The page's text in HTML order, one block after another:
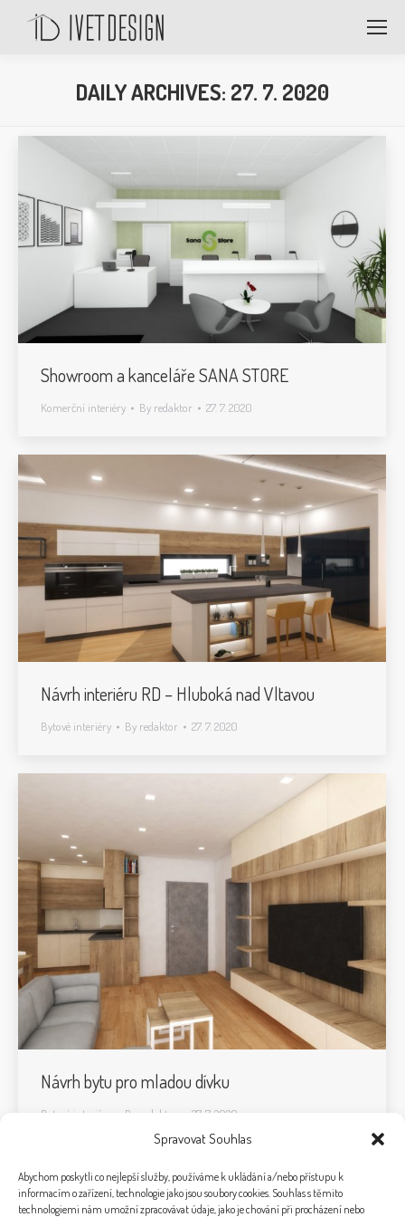
Spravovat Souhlas
Abychom poskytli co nejlepší služby, používáme k ukládání a/nebo přístupu k
informacím o zařízení, technologie jako jsou soubory cookies. Souhlas s těmito
technologiemi nám umožní zpracovávat údaje, jako je chování při procházení nebo
DAILY ARCHIVES: 27. 7. 2020
Showroom a kanceláře SANA STORE
Komerční interiéry By redaktor 27. 7. 2020
Návrh interiéru RD – Hluboká nad Vltavou
Bytové interiéry By redaktor 27. 7. 2020
Návrh bytu pro mladou dívku
Bytové interiéry By redaktor 27. 7. 2020